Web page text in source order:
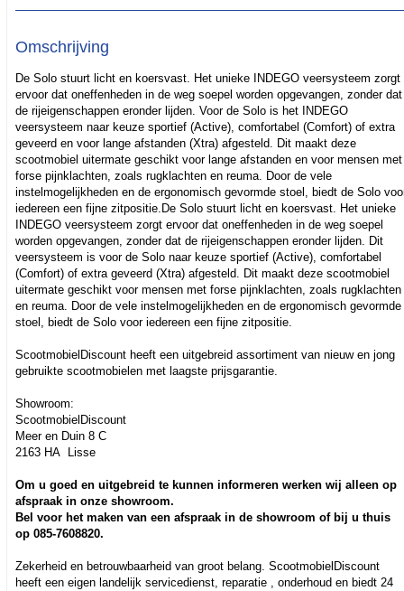
Omschrijving
De Solo stuurt licht en koersvast. Het unieke INDEGO veersysteem zorgt
ervoor dat oneffenheden in de weg soepel worden opgevangen, zonder dat
de rijeigenschappen eronder lijden. Voor de Solo is het INDEGO
veersysteem naar keuze sportief (Active), comfortabel (Comfort) of extra
geveerd en voor lange afstanden (Xtra) afgesteld. Dit maakt deze
scootmobiel uitermate geschikt voor lange afstanden en voor mensen met
forse pijnklachten, zoals rugklachten en reuma. Door de vele
instelmogelijkheden en de ergonomisch gevormde stoel, biedt de Solo
iedereen een fijne zitpositie.De Solo stuurt licht en koersvast. Het unieke
INDEGO veersysteem zorgt ervoor dat oneffenheden in de weg soepel
worden opgevangen, zonder dat de rijeigenschappen eronder lijden. Dit
veersysteem is voor de Solo naar keuze sportief (Active), comfortabel
(Comfort) of extra geveerd (Xtra) afgesteld. Dit maakt deze scootmobiel
uitermate geschikt voor mensen met forse pijnklachten, zoals rugklachten
en reuma. Door de vele instelmogelijkheden en de ergonomisch gevormde
stoel, biedt de Solo voor iedereen een fijne zitpositie.
ScootmobielDiscount heeft een uitgebreid assortiment van nieuw en jong
gebruikte scootmobielen met laagste prijsgarantie.
Showroom:
ScootmobielDiscount
Meer en Duin 8 C
2163 HA Lisse
Om u goed en uitgebreid te kunnen informeren werken wij alleen op
afspraak in onze showroom.
Bel voor het maken van een afspraak in de showroom of bij u thuis
op 085-7608820.
Zekerheid en betrouwbaarheid van groot belang. ScootmobielDiscount
heeft een eigen landelijk servicedienst, reparatie , onderhoud en biedt 24